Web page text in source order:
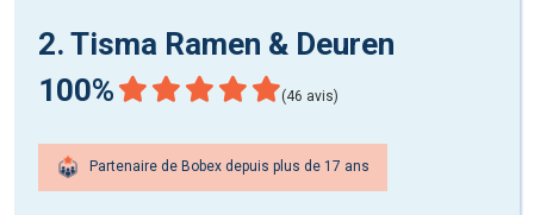
2. Tisma Ramen & Deuren
100%
(46 avis)
Partenaire de Bobex depuis plus de 17 ans